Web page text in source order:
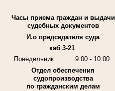
Часы приема граждан и выдачи
судебных документов
И.о председателя суда
каб 3-21
Понедельник
9:00 - 10:00
Отдел обеспечения
судопроизводства
по гражданским делам